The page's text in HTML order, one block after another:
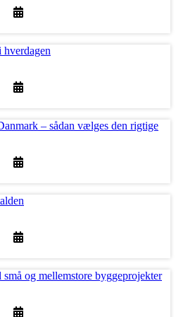
– sådan vælges den rigtige
og mellemstore byggeprojekter